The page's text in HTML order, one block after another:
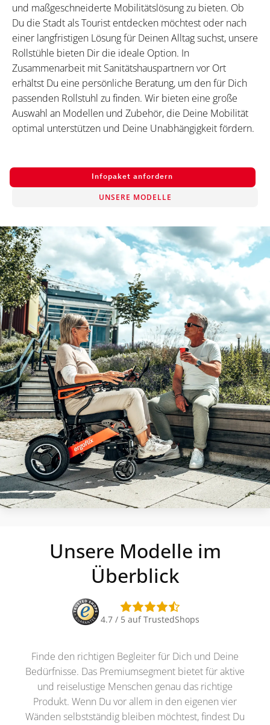
und maßgeschneiderte Mobilitätslösung zu bieten. Ob
Du die Stadt als Tourist entdecken möchtest oder nach
einer langfristigen Lösung für Deinen Alltag suchst, unsere
Rollstühle bieten Dir die ideale Option. In
Zusammenarbeit mit Sanitätshauspartnern vor Ort
erhältst Du eine persönliche Beratung, um den für Dich
passenden Rollstuhl zu finden. Wir bieten eine große
Auswahl an Modellen und Zubehör, die Deine Mobilität
optimal unterstützen und Deine Unabhängigkeit fördern.
Infopaket anfordern
UNSERE MODELLE
Unsere Modelle im
Überblick
4.7 / 5 auf TrustedShops
Finde den richtigen Begleiter für Dich und Deine
Bedürfnisse. Das Premiumsegment bietet für aktive
und reiselustige Menschen genau das richtige
Produkt. Wenn Du vor allem in den eigenen vier
Wänden selbstständig bleiben möchtest, findest Du